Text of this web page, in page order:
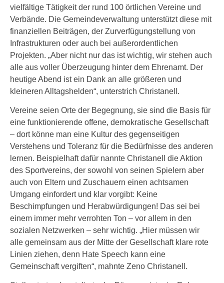
vielfältige Tätigkeit der rund 100 örtlichen Vereine und
Verbände. Die Gemeindeverwaltung unterstützt diese mit
finanziellen Beiträgen, der Zurverfügungstellung von
Infrastrukturen oder auch bei außerordentlichen
Projekten. „Aber nicht nur das ist wichtig, wir stehen auch
alle aus voller Überzeugung hinter dem Ehrenamt. Der
heutige Abend ist ein Dank an alle größeren und
kleineren Alltagshelden“, unterstrich Christanell.
Vereine seien Orte der Begegnung, sie sind die Basis für
eine funktionierende offene, demokratische Gesellschaft
– dort könne man eine Kultur des gegenseitigen
Verstehens und Toleranz für die Bedürfnisse des anderen
lernen. Beispielhaft dafür nannte Christanell die Aktion
des Sportvereins, der sowohl von seinen Spielern aber
auch von Eltern und Zuschauern einen achtsamen
Umgang einfordert und klar vorgibt: Keine
Beschimpfungen und Herabwürdigungen! Das sei bei
einem immer mehr verrohten Ton – vor allem in den
sozialen Netzwerken – sehr wichtig. „Hier müssen wir
alle gemeinsam aus der Mitte der Gesellschaft klare rote
Linien ziehen, denn Hate Speech kann eine
Gemeinschaft vergiften“, mahnte Zeno Christanell.